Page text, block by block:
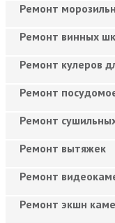
Ремонт
Ремонт винных
Ремонт кулеров
Ремонт
Ремонт
Ремонт вытяжек
Ремонт
Ремонт экшн